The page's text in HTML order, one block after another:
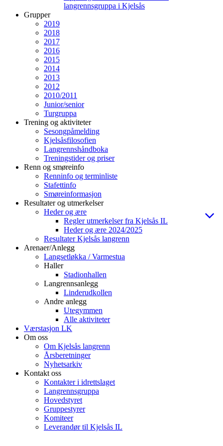
langrennsgruppa i Kjelsås
Grupper
2019
2018
2017
2016
2015
2014
2013
2012
2010/2011
Junior/senior
Turgruppa
Trening og aktiviteter
Sesongpåmelding
Kjelsåsfilosofien
Langrennshåndboka
Treningstider og priser
Renn og smøreinfo
Renninfo og terminliste
Stafettinfo
Smøreinformasjon
Resultater og utmerkelser
Heder og ære
Regler utmerkelser fra Kjelsås IL
Heder og ære 2024/2025
Resultater Kjelsås langrenn
Arenaer/Anlegg
Langsetløkka / Varmestua
Haller
Stadionhallen
Langrennsanlegg
Linderudkollen
Andre anlegg
Utegymmen
Alle aktiviteter
Værstasjon LK
Om oss
Om Kjelsås langrenn
Årsberetninger
Nyhetsarkiv
Kontakt oss
Kontakter i idrettslaget
Langrennsgruppa
Hovedstyret
Gruppestyrer
Komiteer
Leverandør til Kjelsås IL